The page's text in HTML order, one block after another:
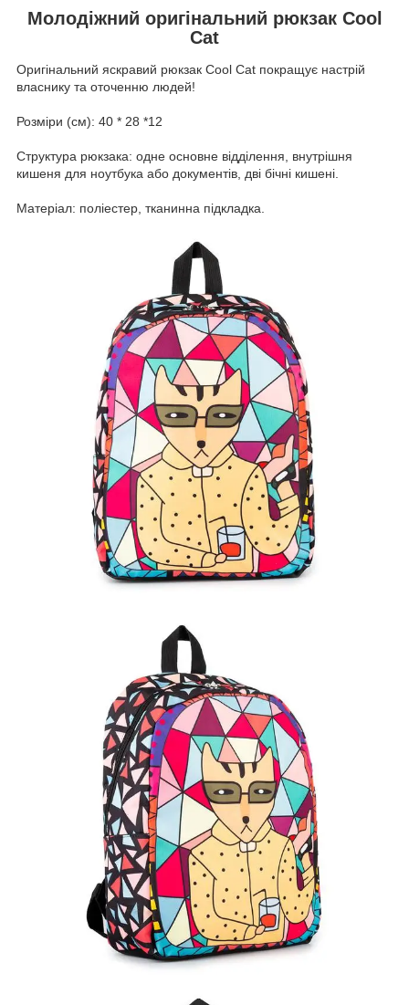
Молодіжний оригінальний рюкзак Cool
Cat
Оригінальний яскравий рюкзак Cool Cat покращує настрій
власнику та оточенню людей!
Розміри (см): 40 * 28 *12
Структура рюкзака: одне основне відділення, внутрішня
кишеня для ноутбука або документів, дві бічні кишені.
Матеріал: поліестер, тканинна підкладка.